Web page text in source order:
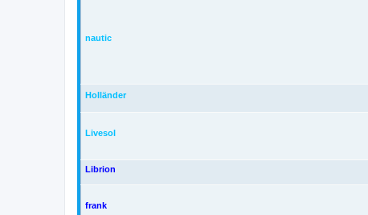
nautic
Holländer
Livesol
Librion
frank